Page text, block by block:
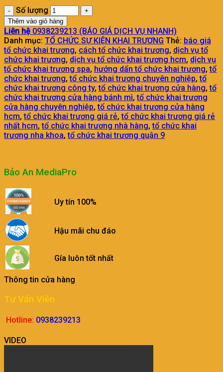
Số lượng
Thêm vào giỏ hàng
Liên hệ 0938239213 (BÁO GIÁ DỊCH VỤ NHANH)
Danh mục: TỔ CHỨC SỰ KIỆN KHAI TRƯƠNG Thẻ: báo giá
tổ chức khai trương, cách tổ chức khai trương, dịch vụ tổ
chức khai trương, dịch vụ tổ chức khai trương hcm, dịch vụ
tổ chức khai trương spa, hướng dẩn tổ chức khai trương,tổ
chức khai trương,tổ chức khai trương chuyên nghiệp,tổ
chức khai trương công ty,tổ chức khai trương cửa hàng,tổ
chức khai trương cửa hàng bánh mì,tổ chức khai trương
cửa hàng chuyên nghiệp,tổ chức khai trương cửa hàng
hcm,tổ chức khai trương giá rẻ,tổ chức khai trương giá rẻ
nhất hcm,tổ chức khai trương nhà hàng,tổ chức khai
trương nha khoa,tổ chức khai trương quận 9
Bảo An MediaPro
Uy tín 100%
Hậu mãi chu đáo
Gía luôn tốt nhất
Thông tin cửa hàng
Tư Vấn Viên
Hotline: 0938239213
VIDEO